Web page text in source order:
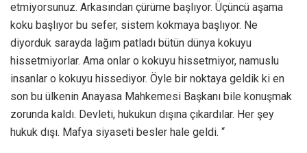
etmiyorsunuz. Arkasından çürüme başlıyor. Üçüncü aşama
koku başlıyor bu sefer, sistem kokmaya başlıyor. Ne
diyorduk sarayda lağım patladı bütün dünya kokuyu
hissetmiyorlar. Ama onlar o kokuyu hissetmiyor, namuslu
insanlar o kokuyu hissediyor. Öyle bir noktaya geldik ki en
son bu ülkenin Anayasa Mahkemesi Başkanı bile konuşmak
zorunda kaldı. Devleti, hukukun dışına çıkardılar. Her şey
hukuk dışı. Mafya siyaseti besler hale geldi. “